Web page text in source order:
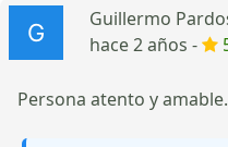
Guillermo
hace 2 años -
Persona atento y amable.